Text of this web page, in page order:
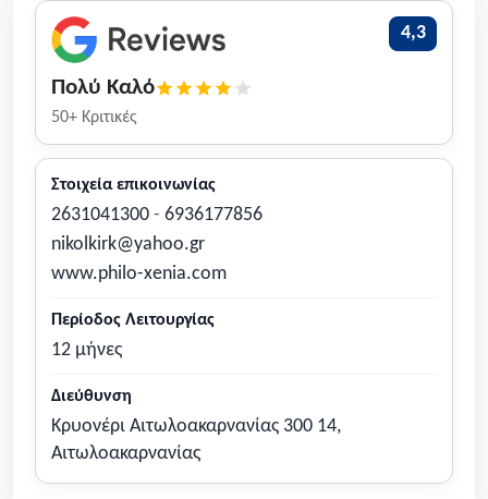
4,3
Πολύ Καλό
50+ Κριτικές
Στοιχεία επικοινωνίας
2631041300 - 6936177856
nikolkirk@yahoo.gr
www.philo-xenia.com
Περίοδος Λειτουργίας
12 μήνες
Διεύθυνση
Κρυονέρι Αιτωλοακαρνανίας 300 14,
Αιτωλοακαρνανίας